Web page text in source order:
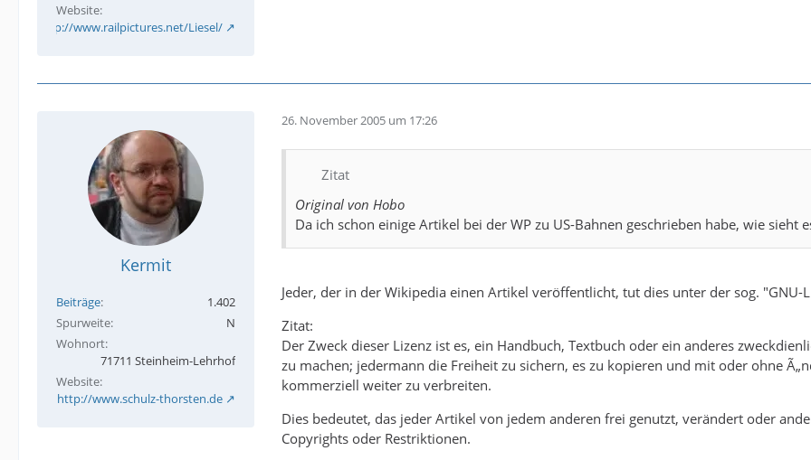
Website
http://www.railpictures.net/Liesel/
Kermit
Beiträge
1.402
Spurweite
N
Wohnort
71711 Steinheim-Lehrhof
Website
http://www.schulz-thorsten.de
26. November 2005 um 17:26
Zitat
Original von Hobo
Da ich schon einige Artikel bei der WP zu US-Bahnen geschrieben habe, wie
Jeder, der in der Wikipedia einen Artikel veröffentlicht, tut dies unter der sog.
Zitat:
Der Zweck dieser Lizenz ist es, ein Handbuch, Textbuch oder ein anderes
zu machen; jedermann die Freiheit zu sichern, es zu kopieren und mit oder ohne
kommerziell weiter zu verbreiten.
Dies bedeutet, das jeder Artikel von jedem anderen frei genutzt, verändert oder
Copyrights oder Restriktionen.